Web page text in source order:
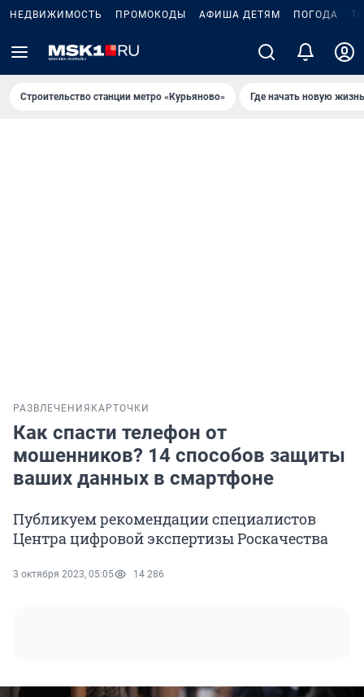
НЕДВИЖИМОСТЬ ПРОМОКОДЫ АФИША ДЕТЯМ ПОГОДА
Строительство станции метро «Курьяново» Где начать новую
РАЗВЛЕЧЕНИЯ КАРТОЧКИ
Как спасти телефон от
мошенников? 14 способов защиты
ваших данных в смартфоне
Публикуем рекомендации специалистов
Центра цифровой экспертизы Роскачества
3 октября 2023, 05:05 14 286